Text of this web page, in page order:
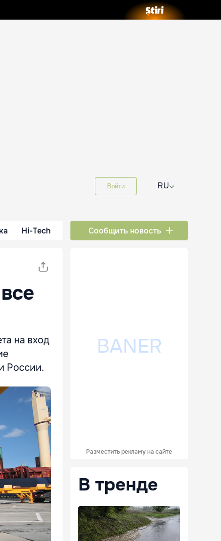
Войти RU⌵
Hi-Tech Сообщить новость
на вход
России.
Разместить рекламу на сайте
В тренде